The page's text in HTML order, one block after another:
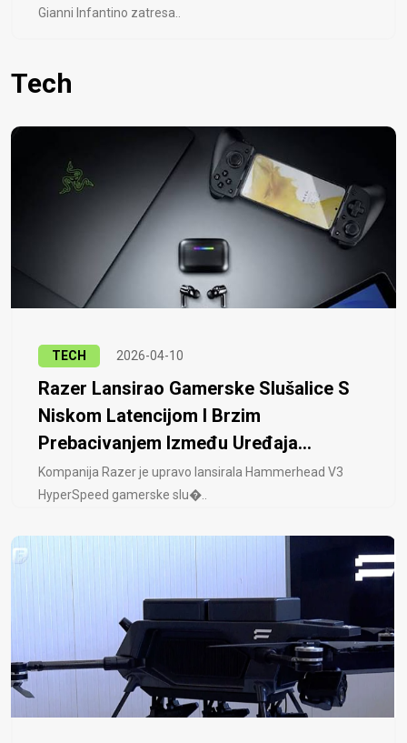
Gianni Infantino zatresa..
Tech
TECH 2026-04-10
Razer Lansirao Gamerske Slušalice S
Niskom Latencijom I Brzim
Prebacivanjem Između Uređaja...
Kompanija Razer je upravo lansirala Hammerhead V3
HyperSpeed ​​gamerske slu�..